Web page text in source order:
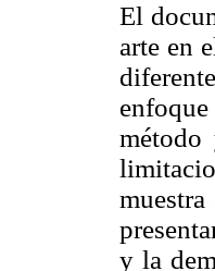
El
arte en
método
y la